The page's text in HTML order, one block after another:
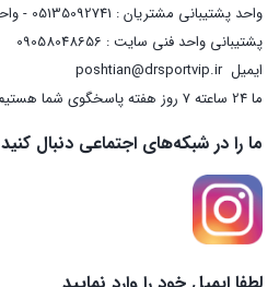
پشتیبانی واحد فنی سایت : 09058048656
ایمیلposhtian@drsportvip.ir
ما 24 ساعته 7 روز هفته پاسخگوی شما هستیم.
ما را در شبکه‌های اجتماعی دنبال کنید